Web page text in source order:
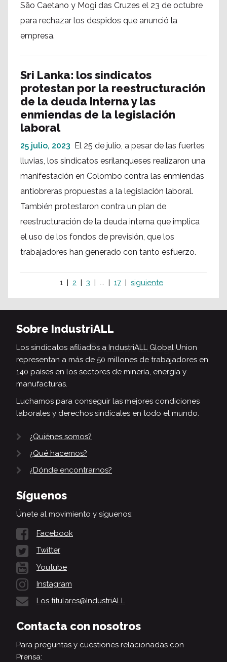
São Caetano y Mogi das Cruzes el 23 de octubre
para rechazar los despidos que anunció la
empresa.
Sri Lanka: los sindicatos
protestan por la reestructuración
de la deuda interna y las
enmiendas de la legislación
laboral
25 julio, 2023 El 25 de julio, a pesar de las fuertes
lluvias, los sindicatos esrilanqueses realizaron una
manifestación en Colombo contra las enmiendas
antiobreras propuestas a la legislación laboral.
También protestaron contra un plan de
reestructuración de la deuda interna que implica
el uso de los fondos de previsión, que los
trabajadores han generado con tanto esfuerzo.
1 2 3 ... 17 siguiente
Sobre IndustriALL
Los sindicatos afiliados a IndustriALL Global Union
representan a más de 50 millones de trabajadores en
140 países en los sectores de minería, energía y
manufacturas.
Luchamos para conseguir las mejores condiciones
laborales y derechos sindicales en todo el mundo.
¿Quiénes somos?
¿Qué hacemos?
¿Dónde encontrarnos?
Síguenos
Únete al movimiento y síguenos:
Facebook
Twitter
Youtube
Instagram
Los titulares@IndustriALL
Contacta con nosotros
Para preguntas y cuestiones relacionadas con
Prensa: